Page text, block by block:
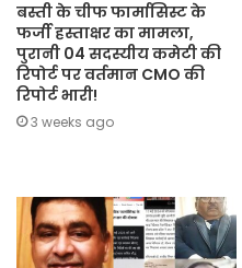
बस्ती के चीफ फार्मासिस्ट के
फर्जी हस्ताक्षर का मामला,
पुरानी 04 सदस्यीय कमेटी की
रिपोर्ट पर वर्तमान CMO की
रिपोर्ट भारी!
3 weeks ago